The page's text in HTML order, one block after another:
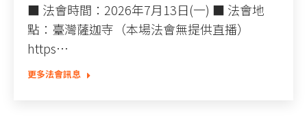
■ 法會時間：2026年7月13日(一) ■ 法會地
點：臺灣薩迦寺（本場法會無提供直播）
https…
更多法會訊息